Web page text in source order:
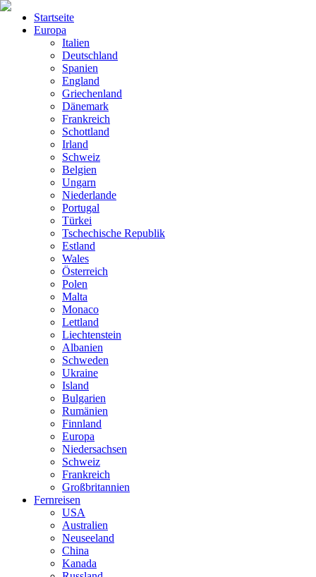
Startseite
Europa
Italien
Deutschland
Spanien
England
Griechenland
Dänemark
Frankreich
Schottland
Irland
Schweiz
Belgien
Ungarn
Niederlande
Portugal
Türkei
Tschechische Republik
Estland
Wales
Österreich
Polen
Malta
Monaco
Lettland
Liechtenstein
Albanien
Schweden
Ukraine
Island
Bulgarien
Rumänien
Finnland
Europa
Niedersachsen
Schweiz
Frankreich
Großbritannien
Fernreisen
USA
Australien
Neuseeland
China
Kanada